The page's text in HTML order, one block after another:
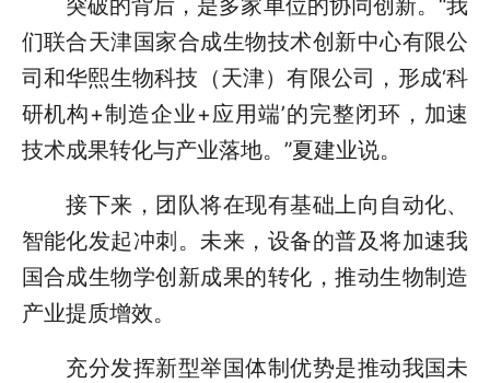
们联合天津国家合成生物技术创新中心有限公
司和华熙生物科技（天津）有限公司，形成‘科
研机构+制造企业+应用端’的完整闭环，加速
技术成果转化与产业落地。”夏建业说。
接下来，团队将在现有基础上向自动化、
智能化发起冲刺。未来，设备的普及将加速我
国合成生物学创新成果的转化，推动生物制造
产业提质增效。
充分发挥新型举国体制优势是推动我国未